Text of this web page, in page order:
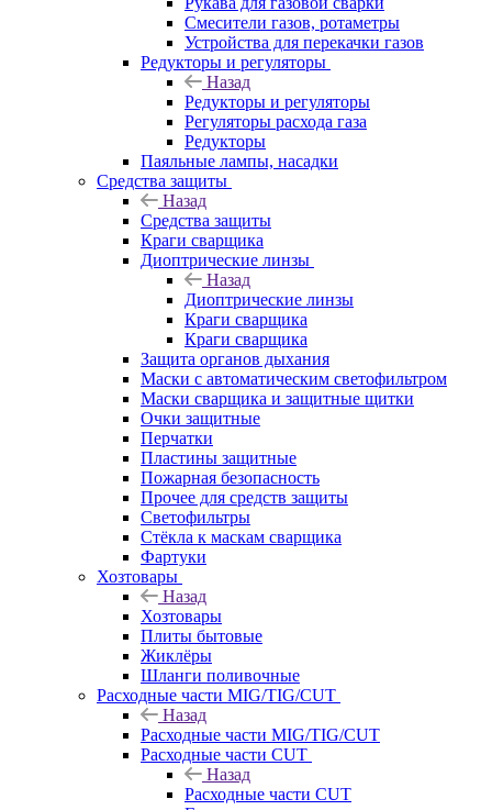
Смесители газов, ротаметры
Устройства для перекачки газов
Редукторы и регуляторы
Назад
Редукторы и регуляторы
Регуляторы расхода газа
Редукторы
Паяльные лампы, насадки
Средства защиты
Назад
Средства защиты
Краги сварщика
Диоптрические линзы
Назад
Диоптрические линзы
Краги сварщика
Краги сварщика
Защита органов дыхания
Маски с автоматическим светофильтром
Маски сварщика и защитные щитки
Очки защитные
Перчатки
Пластины защитные
Пожарная безопасность
Прочее для средств защиты
Светофильтры
Стёкла к маскам сварщика
Фартуки
Хозтовары
Назад
Хозтовары
Плиты бытовые
Жиклёры
Шланги поливочные
Расходные части MIG/TIG/CUT
Назад
Расходные части MIG/TIG/CUT
Расходные части CUT
Назад
Расходные части CUT